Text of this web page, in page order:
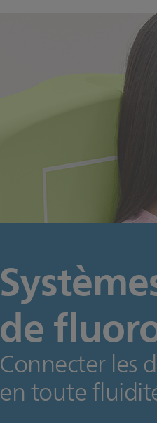
de
Connecter les
en toute